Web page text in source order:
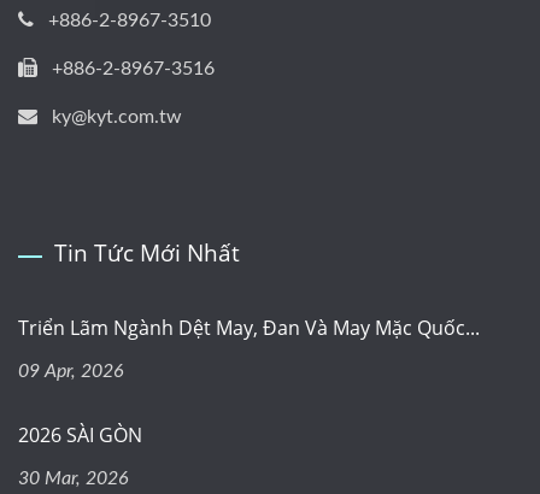
+886-2-8967-3510
+886-2-8967-3516
ky@kyt.com.tw
Tin Tức Mới Nhất
Triển Lãm Ngành Dệt May, Đan Và May Mặc Quốc...
09 Apr, 2026
2026 SÀI GÒN
30 Mar, 2026